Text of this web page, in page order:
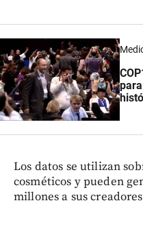
Los datos se utilizan
cosméticos y pueden
millones a sus